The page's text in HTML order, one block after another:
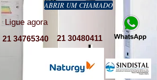
ABRIR UM CHAMADO
Ligue agora
21 30480411
21 34765340